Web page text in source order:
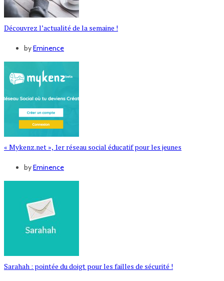
Découvrez l’actualité de la semaine !
byEminence
« Mykenz.net », 1er réseau social éducatif pour les jeunes
byEminence
Sarahah : pointée du doigt pour les failles de sécurité !